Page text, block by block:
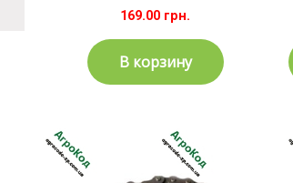
169.00 грн.
В корзину